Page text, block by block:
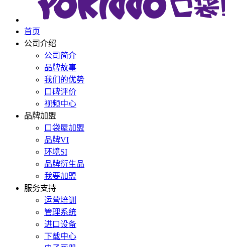
首页
公司介绍
公司简介
品牌故事
我们的优势
口碑评价
视频中心
品牌加盟
口袋屋加盟
品牌VI
环境SI
品牌衍生品
我要加盟
服务支持
运营培训
管理系统
进口设备
下载中心